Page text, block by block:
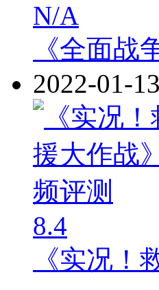
N/A
《全面战
2022-01-
8.4
《实况！